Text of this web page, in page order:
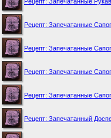
Рецепт: Запечатанные
Рецепт: Запечатанные
Рецепт: Запечатанные
Рецепт: Запечатанные
Рецепт: Запечатанный